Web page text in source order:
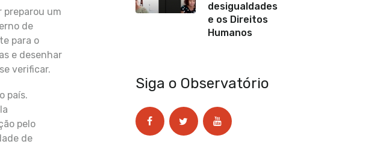
preparou um
de
para o
e desenhar
verificar.
país.
pelo
de
desigualdades
e os Direitos
Humanos
Siga o Observatório